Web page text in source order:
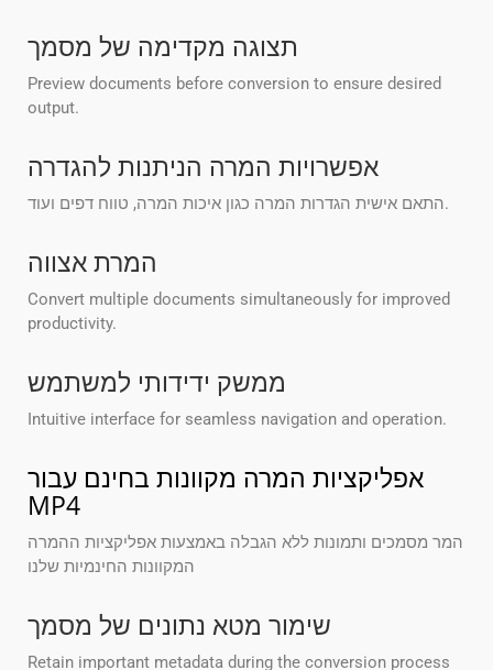
תצוגה מקדימה של מסמך
Preview documents before conversion to ensure desired
output.
אפשרויות המרה הניתנות להגדרה
התאם אישית הגדרות המרה כגון איכות המרה, טווח דפים ועוד.
המרת אצווה
Convert multiple documents simultaneously for improved
productivity.
ממשק ידידותי למשתמש
Intuitive interface for seamless navigation and operation.
אפליקציות המרה מקוונות בחינם עבור
MP4
המר מסמכים ותמונות ללא הגבלה באמצעות אפליקציות ההמרה
המקוונות החינמיות שלנו
שימור מטא נתונים של מסמך
Retain important metadata during the conversion process